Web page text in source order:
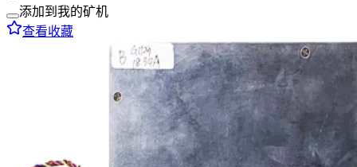
添加到我的矿机
查看收藏